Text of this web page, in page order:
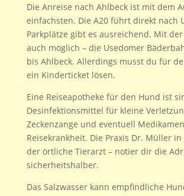
Die Anreise nach Ahlbeck ist mit dem
einfachsten. Die A20 führt direkt nach
Parkplätze gibt es ausreichend. Mit
auch möglich – die Usedomer
bis Ahlbeck. Allerdings musst du für
ein Kinderticket lösen.
Eine Reiseapotheke für den Hund ist
Desinfektionsmittel für kleine
Zeckenzange und eventuell
Reisekrankheit. Die Praxis Dr. Müller
der örtliche Tierarzt – notier dir die
sicherheitshalber.
Das Salzwasser kann empfindliche